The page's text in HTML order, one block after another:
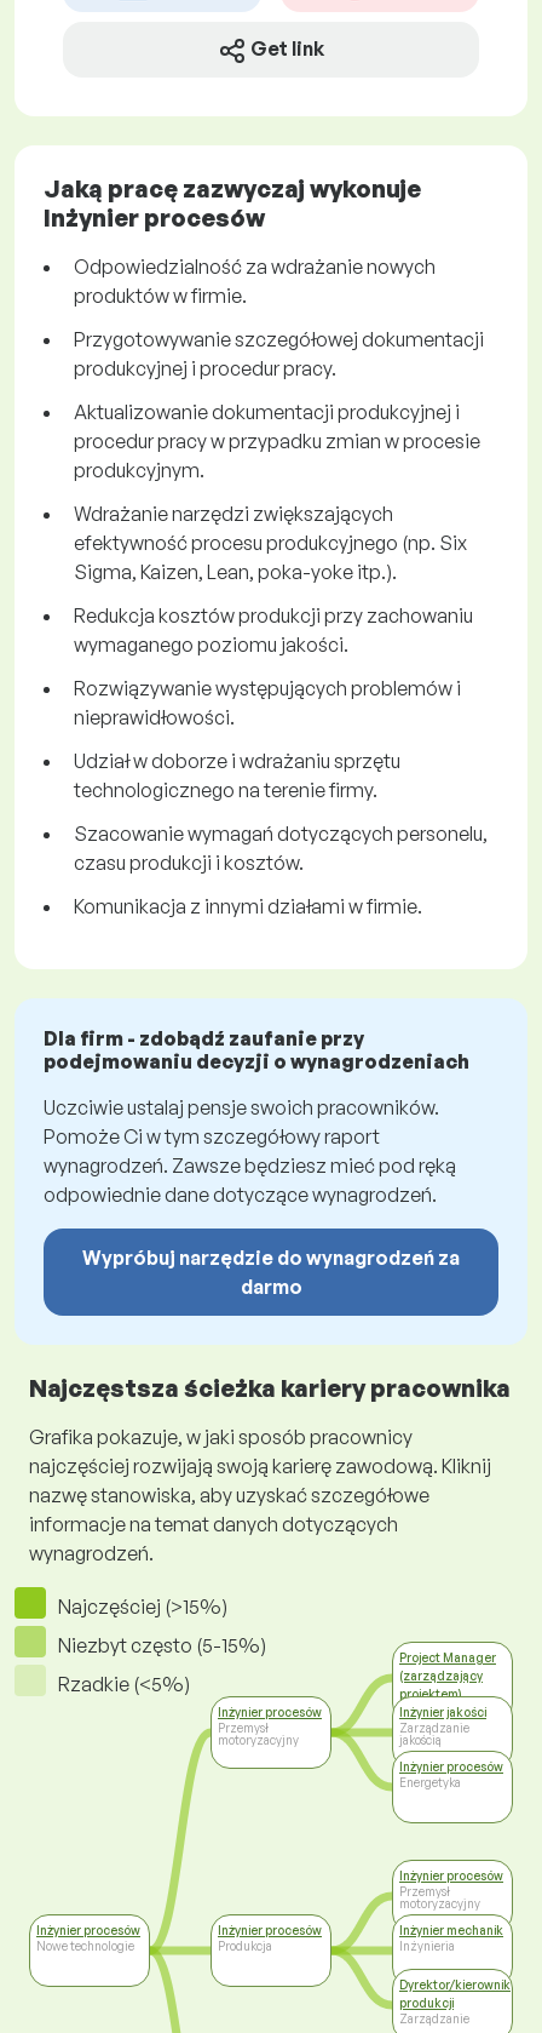
Get link
Jaką pracę zazwyczaj wykonuje
Inżynier procesów
Odpowiedzialność za wdrażanie nowych
produktów w firmie.
Przygotowywanie szczegółowej dokumentacji
produkcyjnej i procedur pracy.
Aktualizowanie dokumentacji produkcyjnej i
procedur pracy w przypadku zmian w procesie
produkcyjnym.
Wdrażanie narzędzi zwiększających
efektywność procesu produkcyjnego (np. Six
Sigma, Kaizen, Lean, poka-yoke itp.).
Redukcja kosztów produkcji przy zachowaniu
wymaganego poziomu jakości.
Rozwiązywanie występujących problemów i
nieprawidłowości.
Udział w doborze i wdrażaniu sprzętu
technologicznego na terenie firmy.
Szacowanie wymagań dotyczących personelu,
czasu produkcji i kosztów.
Komunikacja z innymi działami w firmie.
Dla firm - zdobądź zaufanie przy
podejmowaniu decyzji o wynagrodzeniach
Uczciwie ustalaj pensje swoich pracowników.
Pomoże Ci w tym szczegółowy raport
wynagrodzeń. Zawsze będziesz mieć pod ręką
odpowiednie dane dotyczące wynagrodzeń.
Wypróbuj narzędzie do wynagrodzeń za
darmo
Najczęstsza ścieżka kariery pracownika
Grafika pokazuje, w jaki sposób pracownicy
najczęściej rozwijają swoją karierę zawodową. Kliknij
nazwę stanowiska, aby uzyskać szczegółowe
informacje na temat danych dotyczących
wynagrodzeń.
Najczęściej (>15%)
Niezbyt często (5-15%)
Rzadkie (<5%)
Inżynier procesów
Nowe technologie
Inżynier procesów
Przemysł
motoryzacyjny
Inżynier procesów
Produkcja
Project Manager
(zarządzający
projektem)
Zarządzanie
Inżynier jakości
Zarządzanie
jakością
Inżynier procesów
Energetyka
Inżynier procesów
Przemysł
motoryzacyjny
Inżynier mechanik
Inżynieria
Dyrektor/kierownik
produkcji
Zarządzanie